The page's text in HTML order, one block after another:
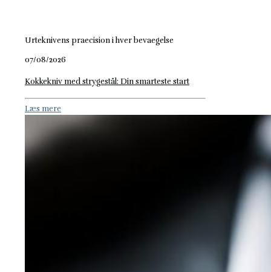
Urteknivens praecision i hver bevaegelse
07/08/2026
Kokkekniv med strygestål: Din smarteste start
Læs mere